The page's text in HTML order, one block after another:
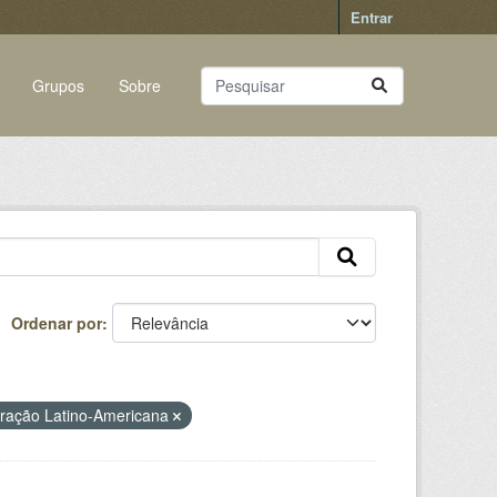
Entrar
Grupos Sobre
Ordenar por
Latino-Americana